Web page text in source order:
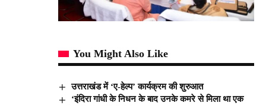
You Might Also Like
उत्तराखंड में ‘ए-हेल्प’ कार्यक्रम की शुरुआत
‘इंदिरा गांधी के निधन के बाद उनके कमरे से मिला था एक